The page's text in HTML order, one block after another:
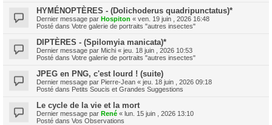
HYMÉNOPTÈRES - (Dolichoderus quadripunctatus)*
Dernier message par Hospiton « ven. 19 juin , 2026 16:48
Posté dans Votre galerie de portraits "autres insectes"
DIPTÈRES - (Spilomyia manicata)*
Dernier message par Michi « jeu. 18 juin , 2026 10:53
Posté dans Votre galerie de portraits "autres insectes"
JPEG en PNG, c'est lourd ! (suite)
Dernier message par Pierre-Jean « jeu. 18 juin , 2026 09:18
Posté dans Petits Soucis et Grandes Suggestions
Le cycle de la vie et la mort
Dernier message par René « lun. 15 juin , 2026 13:10
Posté dans Vos Observations